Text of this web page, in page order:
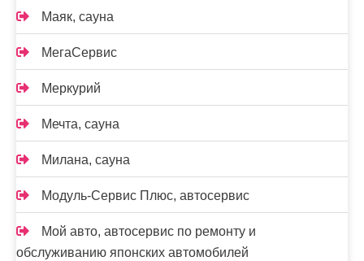
Маяк, сауна
МегаСервис
Меркурий
Мечта, сауна
Милана, сауна
Модуль-Сервис Плюс, автосервис
Мой авто, автосервис по ремонту и
обслуживанию японских автомобилей